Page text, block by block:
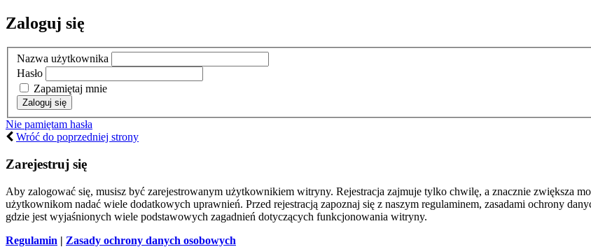
Zaloguj się
Nazwa użytkownika
Hasło
Zapamiętaj mnie
Nie pamiętam hasła
Wróć do poprzedniej strony
Zarejestruj się
Aby zalogować się, musisz być zarejestrowanym użytkownikiem witryny. Rejestracja zajmuje tylko chwilę, a znacznie zwiększa
użytkownikom nadać wiele dodatkowych uprawnień. Przed rejestracją zapoznaj się z naszym regulaminem, zasadami ochrony
gdzie jest wyjaśnionych wiele podstawowych zagadnień dotyczących funkcjonowania witryny.
Regulamin | Zasady ochrony danych osobowych